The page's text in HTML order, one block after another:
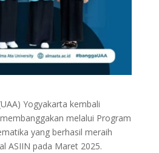
Yogyakarta kembali
melalui Program
yang berhasil meraih
ASIIN pada Maret 2025.